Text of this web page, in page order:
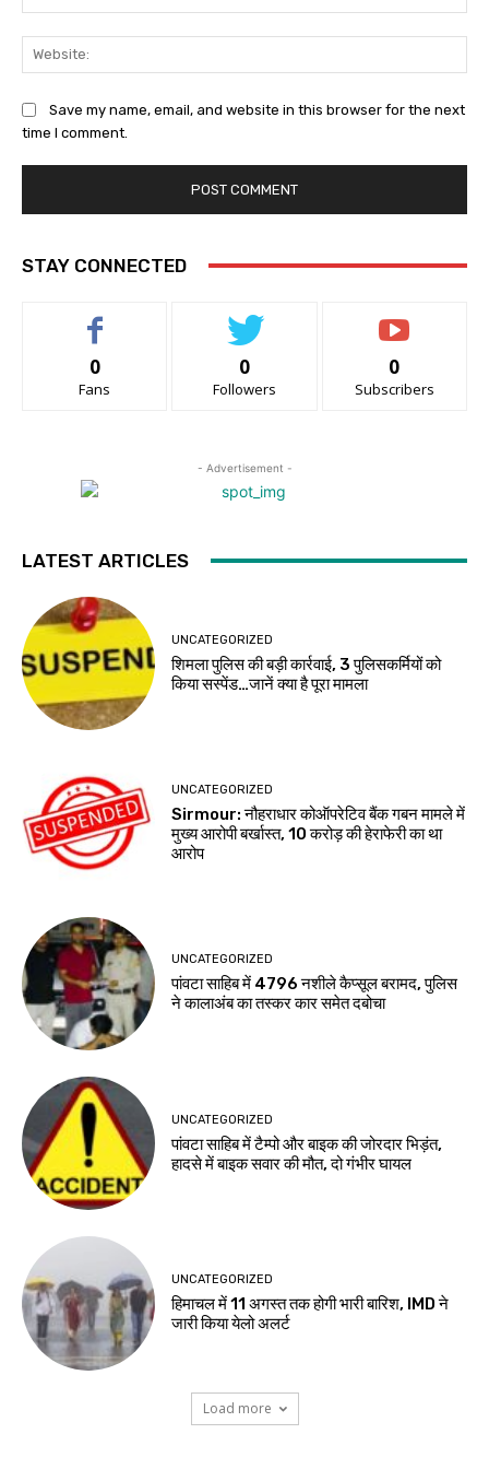
Save my name, email, and website in this browser for the next
time I comment.
STAY CONNECTED
0
Fans
0
Followers
0
Subscribers
- Advertisement -
LATEST ARTICLES
UNCATEGORIZED
शिमला पुलिस की बड़ी कार्रवाई, 3 पुलिसकर्मियों को
किया सस्पेंड…जानें क्या है पूरा मामला
UNCATEGORIZED
Sirmour: नौहराधार कोऑपरेटिव बैंक गबन मामले में
मुख्य आरोपी बर्खास्त, 10 करोड़ की हेराफेरी का था
आरोप
UNCATEGORIZED
पांवटा साहिब में 4796 नशीले कैप्सूल बरामद, पुलिस
ने कालाअंब का तस्कर कार समेत दबोचा
UNCATEGORIZED
पांवटा साहिब में टैम्पो और बाइक की जोरदार भिड़ंत,
हादसे में बाइक सवार की मौत, दो गंभीर घायल
UNCATEGORIZED
हिमाचल में 11 अगस्त तक होगी भारी बारिश, IMD ने
जारी किया येलो अलर्ट
Load more